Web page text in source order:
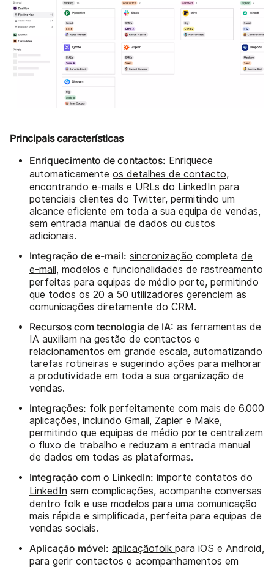
Principais características
Enriquecimento de contactos: Enriquece
automaticamente os detalhes de contacto,
encontrando e-mails e URLs do LinkedIn para
potenciais clientes do Twitter, permitindo um
alcance eficiente em toda a sua equipa de vendas,
sem entrada manual de dados ou custos
adicionais.
Integração de e-mail: sincronização completa de
e-mail, modelos e funcionalidades de rastreamento
perfeitas para equipas de médio porte, permitindo
que todos os 20 a 50 utilizadores gerenciem as
comunicações diretamente do CRM.
Recursos com tecnologia de IA: as ferramentas de
IA auxiliam na gestão de contactos e
relacionamentos em grande escala, automatizando
tarefas rotineiras e sugerindo ações para melhorar
a produtividade em toda a sua organização de
vendas.
Integrações: folk perfeitamente com mais de 6.000
aplicações, incluindo Gmail, Zapier e Make,
permitindo que equipas de médio porte centralizem
o fluxo de trabalho e reduzam a entrada manual
de dados em todas as plataformas.
Integração com o LinkedIn: importe contatos do
LinkedIn sem complicações, acompanhe conversas
dentro folk e use modelos para uma comunicação
mais rápida e simplificada, perfeita para equipas de
vendas sociais.
Aplicação móvel: aplicaçãofolk para iOS e Android,
para gerir contactos e acompanhamentos em